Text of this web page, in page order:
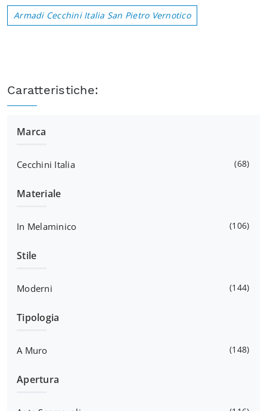
Armadi Cecchini Italia San Pietro Vernotico
Caratteristiche:
Marca
Cecchini Italia 68
Materiale
In Melaminico 106
Stile
Moderni 144
Tipologia
A Muro 148
Apertura